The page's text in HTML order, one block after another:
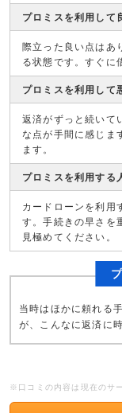
プロミスを利用して
際立った良い点はあ
る状態です。すぐに
プロミスを利用して
返済がずっと続いて
な点が手間に感じま
ます。
プロミスを利用する
カードローンを利用
す。手続きの早さを
見極めてください。
当時はほかに頼れる
が、こんなに返済に
※口コミの内容は現在のサ